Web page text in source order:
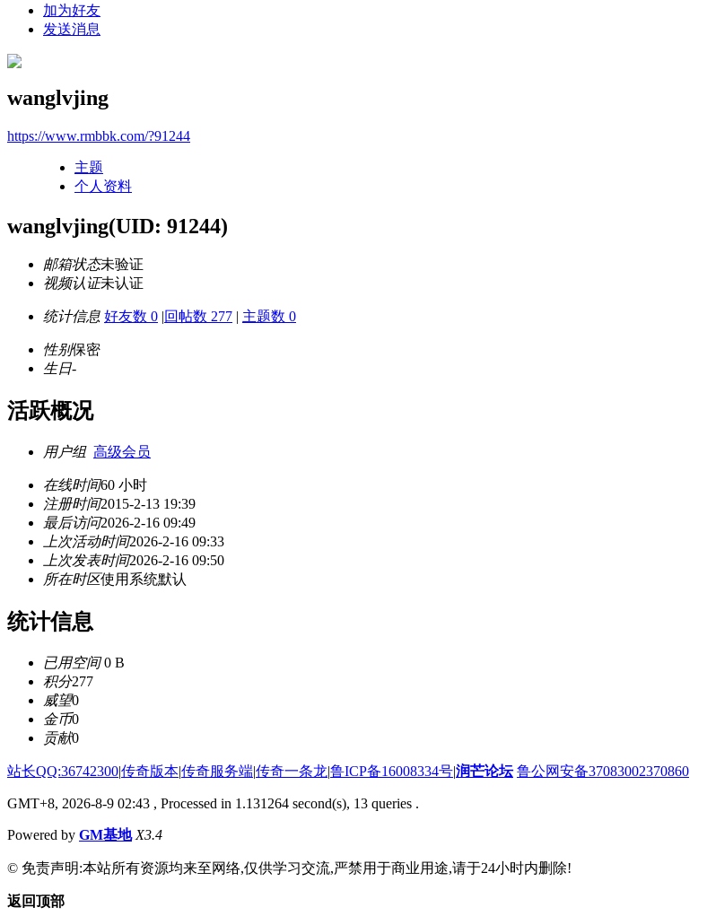
加为好友
发送消息
wanglvjing
https://www.rmbbk.com/?91244
主题
个人资料
wanglvjing(UID: 91244)
邮箱状态未验证
视频认证未认证
统计信息 好友数 0 |回帖数 277 | 主题数 0
性别保密
生日-
活跃概况
用户组 高级会员
在线时间60 小时
注册时间2015-2-13 19:39
最后访问2026-2-16 09:49
上次活动时间2026-2-16 09:33
上次发表时间2026-2-16 09:50
所在时区使用系统默认
统计信息
已用空间0 B
积分277
威望0
金币0
贡献0
站长QQ:36742300|传奇版本|传奇服务端|传奇一条龙|鲁ICP备16008334号|润芒论坛 鲁公网安备37083002370860
GMT+8, 2026-8-9 02:43 , Processed in 1.131264 second(s), 13 queries .
Powered by GM基地 X3.4
© 免责声明:本站所有资源均来至网络,仅供学习交流,严禁用于商业用途,请于24小时内删除!
返回顶部